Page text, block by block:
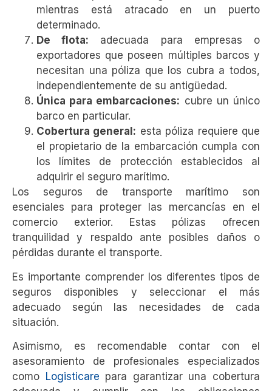
mientras está atracado en un puerto
determinado.
De flota: adecuada para empresas o
exportadores que poseen múltiples barcos y
necesitan una póliza que los cubra a todos,
independientemente de su antigüedad.
Única para embarcaciones: cubre un único
barco en particular.
Cobertura general: esta póliza requiere que
el propietario de la embarcación cumpla con
los límites de protección establecidos al
adquirir el seguro marítimo.
Los seguros de transporte marítimo son
esenciales para proteger las mercancías en el
comercio exterior. Estas pólizas ofrecen
tranquilidad y respaldo ante posibles daños o
pérdidas durante el transporte.
Es importante comprender los diferentes tipos de
seguros disponibles y seleccionar el más
adecuado según las necesidades de cada
situación.
Asimismo, es recomendable contar con el
asesoramiento de profesionales especializados
como Logisticare para garantizar una cobertura